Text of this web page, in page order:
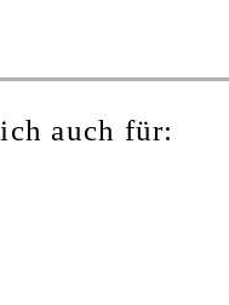
auch für: